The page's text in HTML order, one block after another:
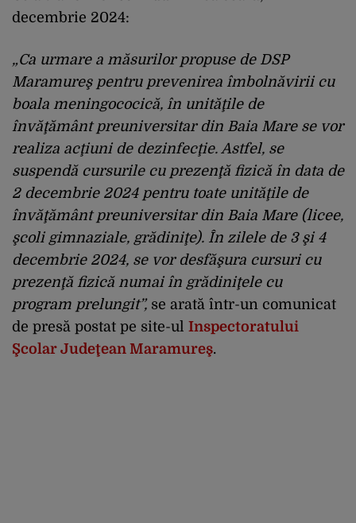
decembrie 2024:
„Ca urmare a măsurilor propuse de DSP
Maramureş pentru prevenirea îmbolnăvirii cu
boala meningococică, în unităţile de
învăţământ preuniversitar din Baia Mare se vor
realiza acţiuni de dezinfecţie. Astfel, se
suspendă cursurile cu prezenţă fizică în data de
2 decembrie 2024 pentru toate unităţile de
învăţământ preuniversitar din Baia Mare (licee,
şcoli gimnaziale, grădiniţe). În zilele de 3 şi 4
decembrie 2024, se vor desfăşura cursuri cu
prezenţă fizică numai în grădiniţele cu
program prelungit”,se arată într-un comunicat
de presă postat pe site-ul Inspectoratului
Şcolar Judeţean Maramureş.